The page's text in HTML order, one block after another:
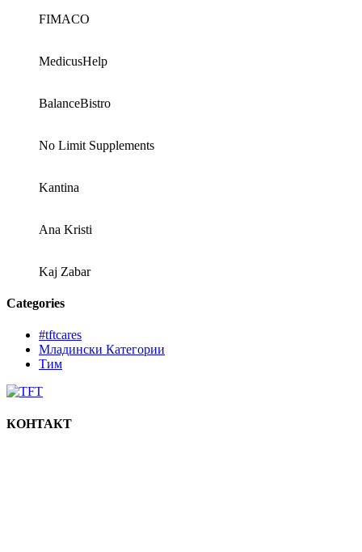
FIMACO
MedicusHelp
BalanceBistro
No Limit Supplements
Kantina
Ana Kristi
Kaj Zabar
Categories
#tftcares
Младински Категории
Тим
КОНТАКТ